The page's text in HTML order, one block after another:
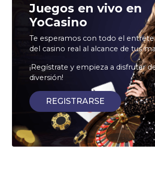
Juegos en vivo en
YoCasino
Te esperamos con todo el
del casino real al alcance de tus
¡Regístrate y empieza a disfrutar
diversión!
REGISTRARSE